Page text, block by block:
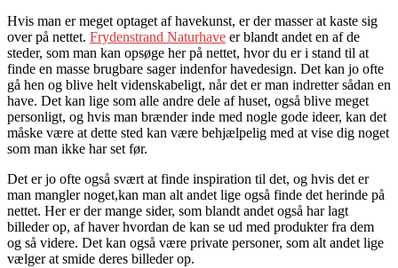
Hvis man er meget optaget af havekunst, er der masser at kaste sig
over på nettet. Frydenstrand Naturhave er blandt andet en af de
steder, som man kan opsøge her på nettet, hvor du er i stand til at
finde en masse brugbare sager indenfor havedesign. Det kan jo ofte
gå hen og blive helt videnskabeligt, når det er man indretter sådan en
have. Det kan lige som alle andre dele af huset, også blive meget
personligt, og hvis man brænder inde med nogle gode ideer, kan det
måske være at dette sted kan være behjælpelig med at vise dig noget
som man ikke har set før.
Det er jo ofte også svært at finde inspiration til det, og hvis det er
man mangler noget,kan man alt andet lige også finde det herinde på
nettet. Her er der mange sider, som blandt andet også har lagt
billeder op, af haver hvordan de kan se ud med produkter fra dem
og så videre. Det kan også være private personer, som alt andet lige
vælger at smide deres billeder op.